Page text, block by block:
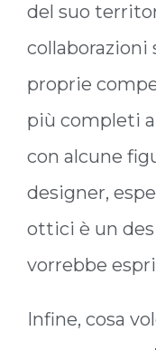
del suo
collaborazioni
proprie
più completi
con alcune
designer,
ottici è un
vorrebbe
Infine, cosa